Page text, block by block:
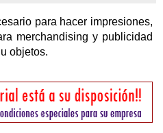
para hacer impresiones,
merchandising y publicidad
objetos.